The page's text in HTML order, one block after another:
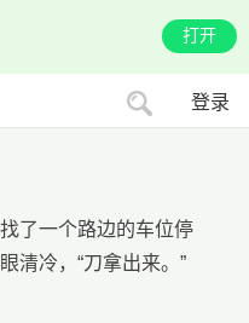
打开
登录
了一个路边的车位停
清冷，“刀拿出来。”